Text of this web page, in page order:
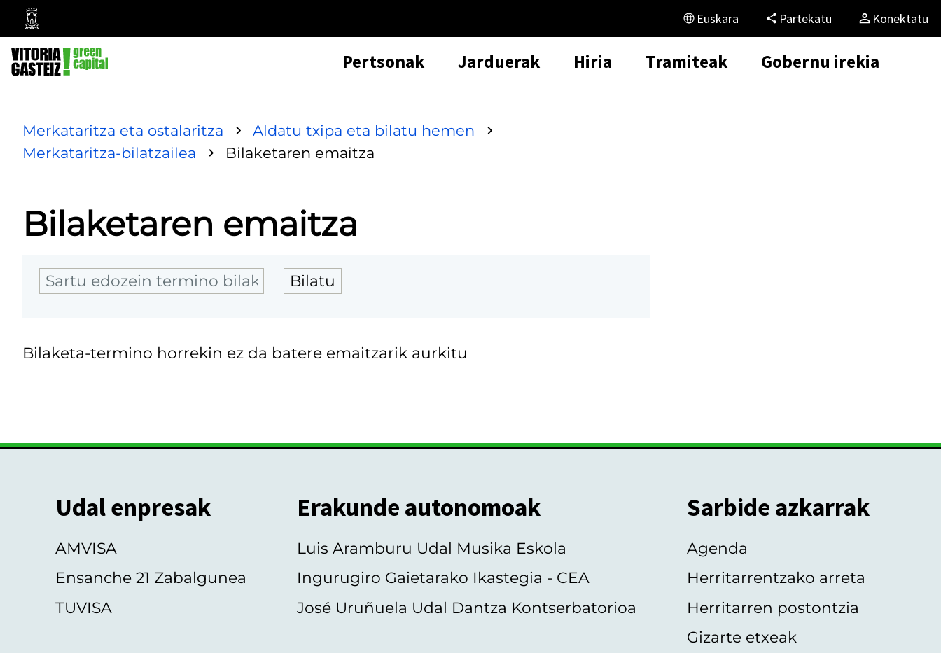
Vitoria-
Gasteizko
Udala
Euskara Partekatu Konektatu
Pertsonak Jarduerak Hiria Tramiteak Gobernu irekia
Merkataritza eta ostalaritza
Aldatu txipa eta bilatu hemen
Merkataritza-bilatzailea
Bilaketaren emaitza
Bilaketaren emaitza
Bilaketa-termino horrekin ez da batere emaitzarik aurkitu
Udal enpresak
AMVISA
Ensanche 21 Zabalgunea
TUVISA
Erakunde autonomoak
Luis Aramburu Udal Musika Eskola
Ingurugiro Gaietarako Ikastegia - CEA
José Uruñuela Udal Dantza Kontserbatorioa
Sarbide azkarrak
Agenda
Herritarrentzako arreta
Herritarren postontzia
Gizarte etxeak